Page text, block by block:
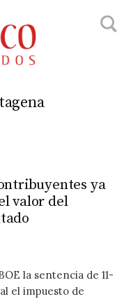
ya
valor del
la sentencia de 11-
el impuesto de